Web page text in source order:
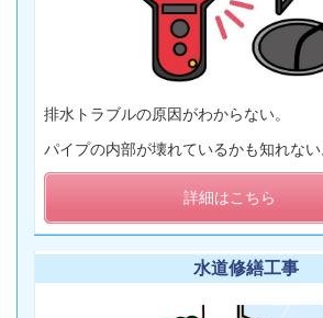
排水トラブルの原因がわからない。
パイプの内部が壊れているかも知れない
詳細はこちら
水道修繕工事